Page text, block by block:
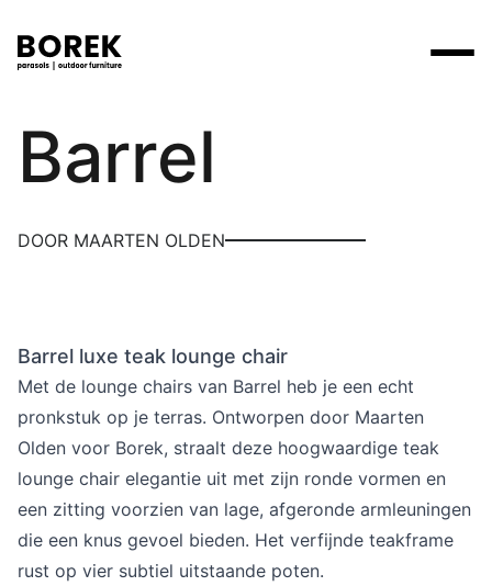
Producten
Parasols
Stoelen
Ligbedden
Overig
Deals
Collecties
Merken
Yoi
VerkooppuntenVerkooppunten zoeken
Designers
Prijscatalogi
Flagship stores
Contact
Zoek
Borek
Barrel
DOOR MAARTEN OLDEN
Barrel luxe teak lounge chair
Met de lounge chairs van Barrel heb je een echt
pronkstuk op je terras. Ontworpen door Maarten
Olden voor Borek, straalt deze hoogwaardige teak
lounge chair elegantie uit met zijn ronde vormen en
een zitting voorzien van lage, afgeronde armleuningen
die een knus gevoel bieden. Het verfijnde teakframe
rust op vier subtiel uitstaande poten.